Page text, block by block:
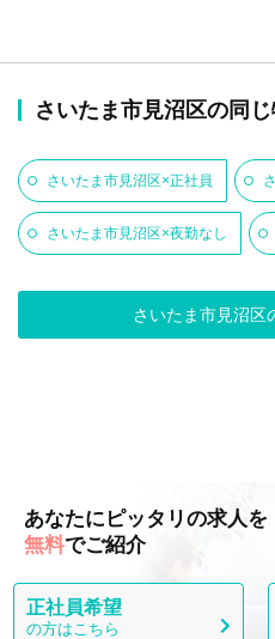
さいたま市見沼区の同
さいたま市見沼区×正社員
さいたま市見沼区×夜勤なし
さいたま市見沼区
あなたにピッタリの求人を
無料でご紹介
正社員希望
の方はこちら